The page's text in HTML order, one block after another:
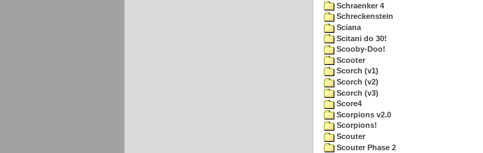
Schraenker 4
Schreckenstein
Sciana
Scitani do 30!
Scooby-Doo!
Scooter
Scorch (v1)
Scorch (v2)
Scorch (v3)
Score4
Scorpions v2.0
Scorpions!
Scouter
Scouter Phase 2